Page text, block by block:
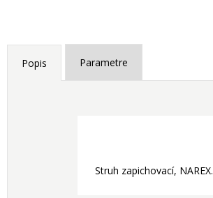
Popis Parametre
Struh zapichovací, NAREX.